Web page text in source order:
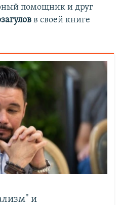
помощник и друг
в своей книге
и